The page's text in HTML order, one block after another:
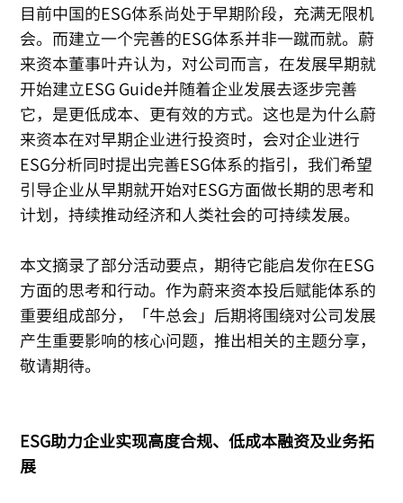
目前中国的ESG体系尚处于早期阶段，充满无限机
会。而建立一个完善的ESG体系并非一蹴而就。蔚
来资本董事叶卉认为，对公司而言，在发展早期就
开始建立ESG Guide并随着企业发展去逐步完善
它，是更低成本、更有效的方式。这也是为什么蔚
来资本在对早期企业进行投资时，会对企业进行
ESG分析同时提出完善ESG体系的指引，我们希望
引导企业从早期就开始对ESG方面做长期的思考和
计划，持续推动经济和人类社会的可持续发展。
本文摘录了部分活动要点，期待它能启发你在ESG
方面的思考和行动。作为蔚来资本投后赋能体系的
重要组成部分，「牛总会」后期将围绕对公司发展
产生重要影响的核心问题，推出相关的主题分享，
敬请期待。
ESG助力企业实现高度合规、低成本融资及业务拓
展